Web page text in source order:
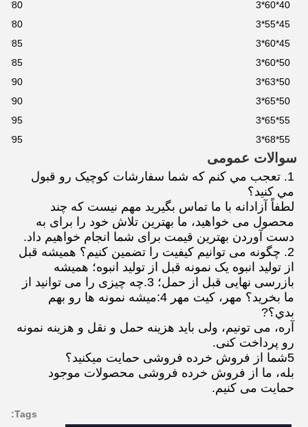
40*60*3
80*93*3
45*55*3
80*95*3
45*60*3
85*100*3
50*60*3
85*105*3
50*63*3
90*105*3
50*65*3
90*110*3
55*65*3
95*110*3
55*68*3
95*115*3
سوالات عمومی
مي کنيد؟
دست آوردن بهترین قیمت برای شما انجام خواهیم داد.
بدي؟?
رو پرداخت کنی.
5شما از فروش خرده فروشی حمایت میکنید؟
حمایت می کنیم.
Tags: